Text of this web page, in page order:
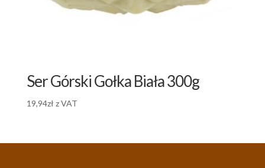
Ser Górski Gołka Biała 300g
19,94zł z VAT